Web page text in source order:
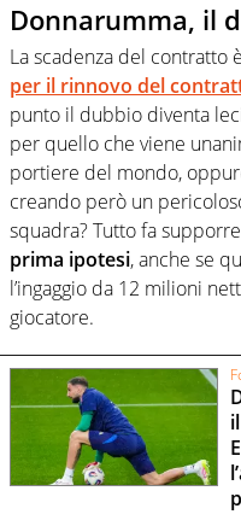
Donnarumma, il
La scadenza del contratto
per il rinnovo del
punto il dubbio diventa
per quello che viene
portiere del mondo,
creando però un
squadra? Tutto fa
prima ipotesi, anche se
l’ingaggio da 12 milioni
giocatore.